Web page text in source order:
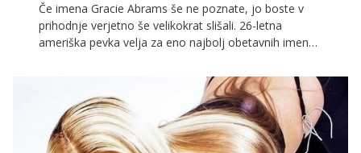
Če imena Gracie Abrams še ne poznate, jo boste v
prihodnje verjetno še velikokrat slišali. 26-letna
ameriška pevka velja za eno najbolj obetavnih imen
ljubezni, odraščanju in zapletenih odnosih pa so ji
prinesle milijone poslušalcev po svetu. Ravno je izdala
tretji studijski album Daughter From Hell, za katerim
se skriva precej bolj čustvena zgodba, kot bi marsikdo
pričakoval.